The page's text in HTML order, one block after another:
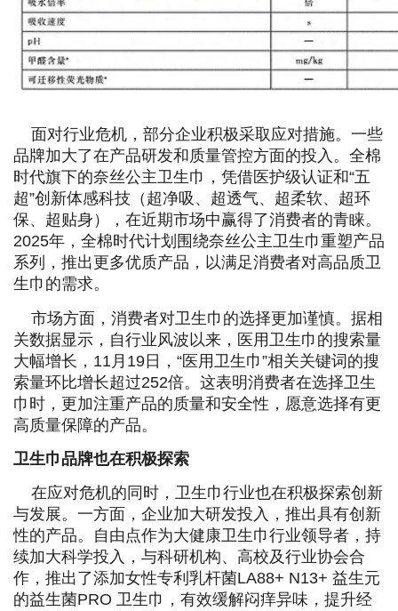
面对行业危机，部分企业积极采取应对措施。一些
品牌加大了在产品研发和质量管控方面的投入。全棉
时代旗下的奈丝公主卫生巾，凭借医护级认证和“五
超”创新体感科技（超净吸、超透气、超柔软、超环
保、超贴身），在近期市场中赢得了消费者的青睐。
2025年，全棉时代计划围绕奈丝公主卫生巾重塑产品
系列，推出更多优质产品，以满足消费者对高品质卫
生巾的需求。
市场方面，消费者对卫生巾的选择更加谨慎。据相
关数据显示，自行业风波以来，医用卫生巾的搜索量
大幅增长，11月19日，“医用卫生巾”相关关键词的搜
索量环比增长超过252倍。这表明消费者在选择卫生
巾时，更加注重产品的质量和安全性，愿意选择有更
高质量保障的产品。
卫生巾品牌也在积极探索
在应对危机的同时，卫生巾行业也在积极探索创新
与发展。一方面，企业加大研发投入，推出具有创新
性的产品。自由点作为大健康卫生巾行业领导者，持
续加大科学投入，与科研机构、高校及行业协会合
作，推出了添加女性专利乳杆菌LA88+ N13+ 益生元
的益生菌PRO 卫生巾，有效缓解闷痒异味，提升经